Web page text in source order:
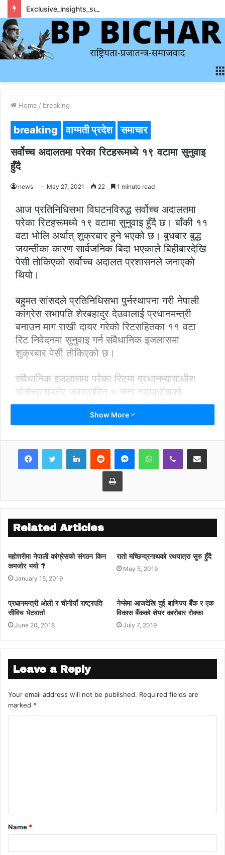
Home / breaking
breaking वाग्मती प्रदेश समाचार
सर्वोच्च अदालतमा परेका रिटहरूमध्ये १९ वटामा सुनुवाइ
हुँदै
news May 27, 2021 22 1 minute read
आज प्रतिनिधिसभा विघटनविरुद्ध सर्वोच्च अदालतमा
परेका रिटहरूमध्ये १९ वटामा सुनुवाइ हुँदै छ। बाँकी ११
वटा भोलि अर्थात् शुक्रबार हुने भएको छ। बुधबार बुद्ध
जयन्तीका कारण सार्वजनिक बिदा भएकाले बिहीबारदेखि
पेसी तोकिएको सर्वोच्च अदालत प्रशासनले जनाएको
थियो।
बहुमत सांसदले प्रतिनिधिसभा पुर्नस्थापना गरी नेपाली
कांग्रेस सभापति शेरबहादुर देउवालाई प्रधानमन्त्री
बनाउन माग राखी दायर गरेको रिटसहितका ११ वटा
रिट निवेदनमा सुनुवाइ गर्न संवैधानिक इजलासमा
शुक्रबार पेसी तोकिएको छ।
संवैधानिक इजलासमा परेका रिटमा प्रधानन्यायाधीश
चोलेन्द्रशमशेर जबरासहित ५ जना न्यायाधीशको
इजलासमा सुनुवाइ हुनेछ। बिहीबार पेसी तोकिएका रिट
निवेदनमा भने एकल न्यायाधीशको इजलासमा सुनुवाइ
राष्ट्रपति विद्यादेवी भण्डारीले प्रतिनिधिसभा विघटन
गरेपछि त्यसविरुद्ध सर्वोच्चमा रिट परेको हो।
नेपाली काँग्रेसका सभापति शेरबहादुर देउवा, नेपाल
नेकपा एमालेका नेता माधवकुमार नेपाल, जनता
समाजवादी पार्टी नेपालका अध्यक्ष उपेन्द्र यादव र
राष्ट्रिय जनमोर्चाका दुर्गा पौडेलसहित १४६ सांसदले
प्रधानमन्त्री बनाउनुपर्ने माग गर्दै सोमबार सर्वोच्चमा रिट
दायर गरेका थिए।
प्रधानमन्त्री ओलीले विश्वासको मत नलिई, राजीनामा
नदिई, अर्को सरकार गठनको विकल्प हुँदाहुँदै
प्रतिनिधिसभा विघटन गर्नु संविधानविपरीत भएको रिट
निवेदकहरूको दाबी छ।
Show More
LinkedInReddit MessengerWhatsAppViber Share via Email
Print
Related Articles
महोत्तरीमा नेपाली कांग्रेसको संगठन किन
कमजोर भयो ?
January 15, 2019
रातो मच्छिन्द्रनाथको रथयात्रा सुरु हुँदै
May 5, 2019
प्रधानमन्त्री ओली र चीनीयाँ राष्ट्रपति
सीविच भेटवार्ता
June 20, 2018
नेप्सेमा आजदेखि दुई बाणिज्य बैँक र एक
विकास बैँकको शेयर कारोबार रोक्का
July 7, 2019
Leave a Reply
Your email address will not be published. Required fields are
marked *
Name *